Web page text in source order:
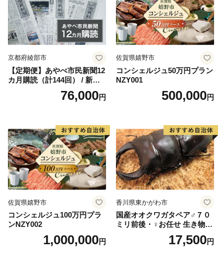
京都府綾部市
【定期便】あやべ市民新聞12
カ月購読（計144回） / 新聞
情報誌 定期購読 綾部市 / 株
式会社あやべ市民新聞社［B
76,000円
佐賀県嬉野市
コンシェルジュ50万円プラン
NZY001
500,000円
佐賀県嬉野市
コンシェルジュ100万円プラ
ンNZY002
1,000,000円
香川県東かがわ市
国産オオクワガタペア♂７０
ミリ前後・♀お任せ 生き物生
17,500円